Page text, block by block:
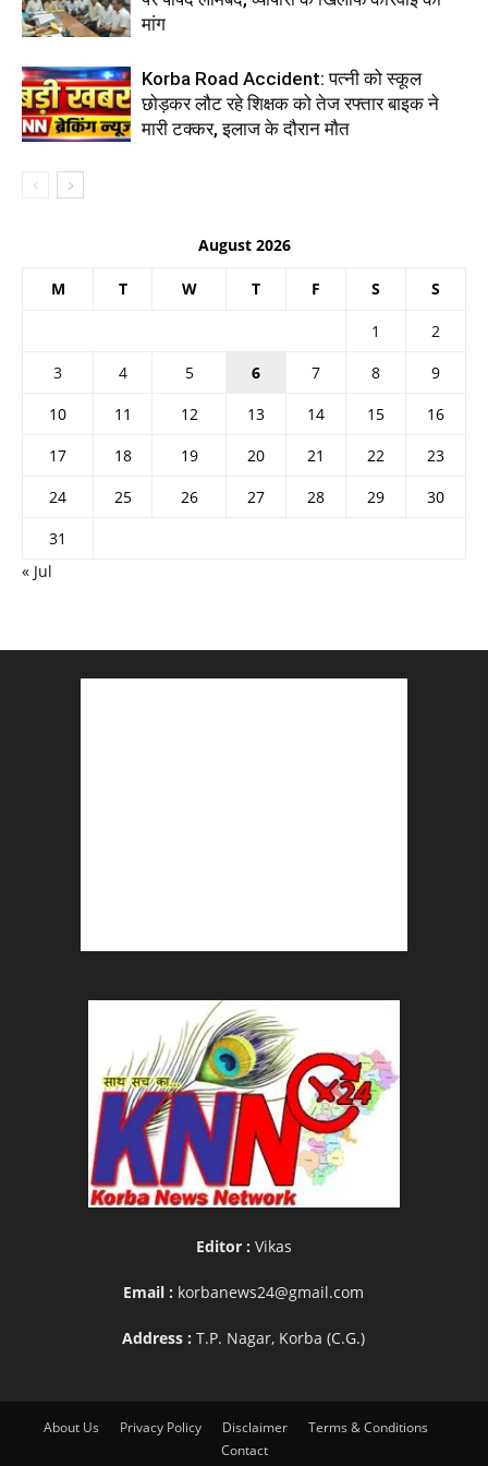
मांग
Korba Road Accident: पत्नी को स्कूल
छोड़कर लौट रहे शिक्षक को तेज रफ्तार बाइक ने
मारी टक्कर, इलाज के दौरान मौत
August 2026
M T W T F S S
1
2
3
4 5 6 7 8
9
10
11 12 13 14 15
16
17
18 19 20 21 22
23
24
25 26 27 28 29
30
31
« Jul
Editor : Vikas
Email : korbanews24@gmail.com
Address :T.P. Nagar, Korba (C.G.)
About Us Privacy Policy Disclaimer
Terms & Conditions
Contact